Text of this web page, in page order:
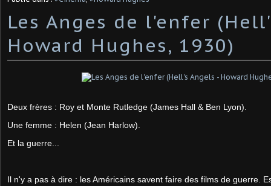
Les Anges de l'enfer
Howard Hughes, 1930)
Deux frères : Roy et Monte Rutledge (James Hall & Ben Lyon).
Une femme : Helen (Jean Harlow).
Et la guerre...
Il n'y a pas à dire : les Américains savent faire des films de guerre.